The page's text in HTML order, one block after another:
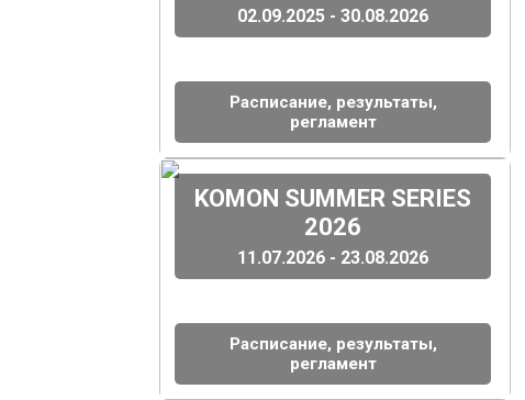
02.09.2025 - 30.08.2026
Расписание, результаты,
регламент
(
KOMON SUMMER SERIES
2026
11.07.2026 - 23.08.2026
Расписание, результаты,
регламент
)